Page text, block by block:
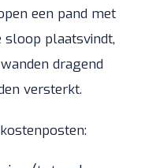
een pand met
sloop plaatsvindt,
dragend
versterkt.